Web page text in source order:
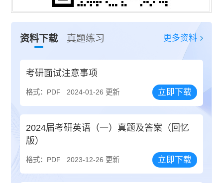
资料下载 真题练习 更多资料
考研面试注意事项
格式：PDF 2024-01-26 更新 立即下载
2024届考研英语（一）真题及答案（回忆
版）
格式：PDF 2023-12-26 更新 立即下载